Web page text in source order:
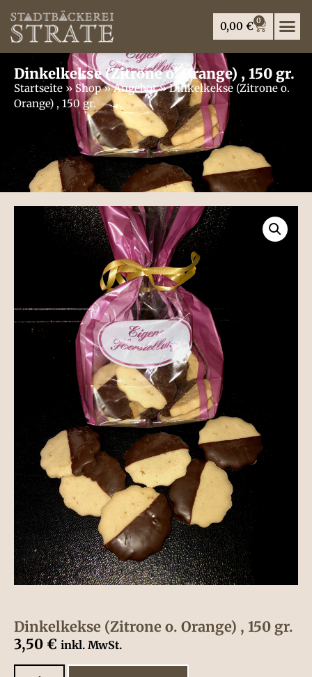
0,00 € 0
Dinkelkekse (Zitrone o. Orange) , 150 gr.
Startseite »Shop»Angebot»Dinkelkekse (Zitrone o.
Orange) , 150 gr.
Dinkelkekse (Zitrone o. Orange) , 150 gr.
3,50 € inkl. MwSt.